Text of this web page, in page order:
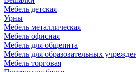
Мебель детская
Урны
Мебель металлическая
Мебель офисная
Мебель для общепита
Мебель для образовательных
Мебель торговая